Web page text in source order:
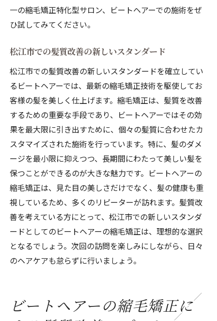
一の縮毛矯正特化型サロン、ビートヘアーでの施術をぜ
ひ試してみてください。
松江市での髪質改善の新しいスタンダード
松江市での髪質改善の新しいスタンダードを確立してい
るビートヘアーでは、最新の縮毛矯正技術を駆使してお
客様の髪を美しく仕上げます。縮毛矯正は、髪質を改善
するための重要な手段であり、ビートヘアーではその効
果を最大限に引き出すために、個々の髪質に合わせたカ
スタマイズされた施術を行っています。特に、髪のダメ
ージを最小限に抑えつつ、長期間にわたって美しい髪を
保つことができるのが大きな魅力です。ビートヘアーの
縮毛矯正は、見た目の美しさだけでなく、髪の健康も重
視しているため、多くのリピーターが訪れます。髪質改
善を考えている方にとって、松江市での新しいスタンダ
ードとしてのビートヘアーの縮毛矯正は、理想的な選択
となるでしょう。次回の訪問を楽しみにしながら、日々
のヘアケアも怠らずに行いましょう。
ビートヘアーの縮毛矯正に